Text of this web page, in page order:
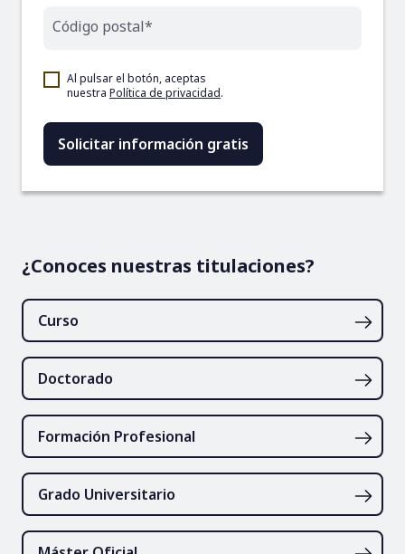
Código postal*
Al pulsar el botón, aceptas
nuestra Política de privacidad.
¿Conoces nuestras titulaciones?
Curso
Doctorado
Formación Profesional
Grado Universitario